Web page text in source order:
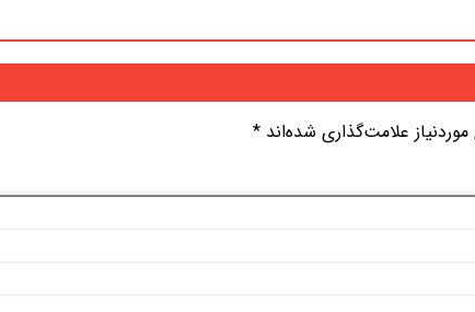
علامت‌گذاری شده‌اند *